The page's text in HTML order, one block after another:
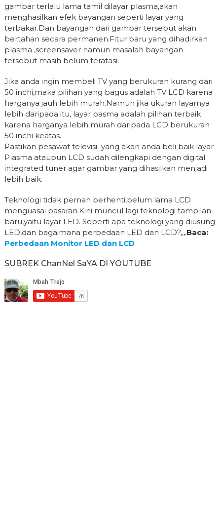
gambar terlalu lama tamil dilayar plasma,akan
menghasilkan efek bayangan seperti layar yang
terbakar.Dan bayangan dari gambar tersebut akan
bertahan secara permanen.Fitur baru yang dihadirkan
plasma ,screensaver namun masalah bayangan
tersebut masih belum teratasi.
Jika anda ingin membeli TV yang berukuran kurang dari
50 inchi,maka pilihan yang bagus adalah TV LCD karena
harganya jauh lebih murah.Namun jika ukuran layarnya
lebih daripada itu, layar pasma adalah pilihan terbaik
karena harganya lebih murah daripada LCD berukuran
50 inchi keatas.
Pastikan pesawat televisi yang akan anda beli baik layar
Plasma ataupun LCD sudah dilengkapi dengan digital
integrated tuner agar gambar yang dihasilkan menjadi
lebih baik.
Teknologi tidak pernah berhenti,belum lama LCD
menguasai pasaran.Kini muncul lagi teknologi tampilan
baru,yaitu layar LED. Seperti apa teknologi yang diusung
LED,dan bagaimana perbedaan LED dan LCD?,,,.Baca:
Perbedaan Monitor LED dan LCD
SUBREK ChanNel SaYA DI YOUTUBE